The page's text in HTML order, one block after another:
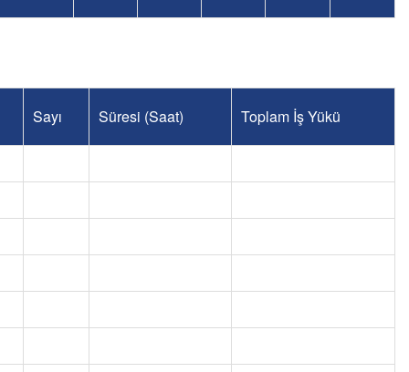
Sayı Süresi (Saat) Toplam İş Yükü